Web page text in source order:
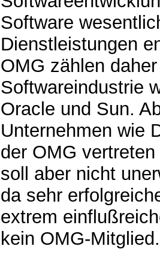
Software
Dienstleistungen
OMG zählen
Softwareindustrie
Oracle und Sun.
Unternehmen wie
der OMG
soll aber nicht
da sehr
extrem
kein OMG-Mitglied.